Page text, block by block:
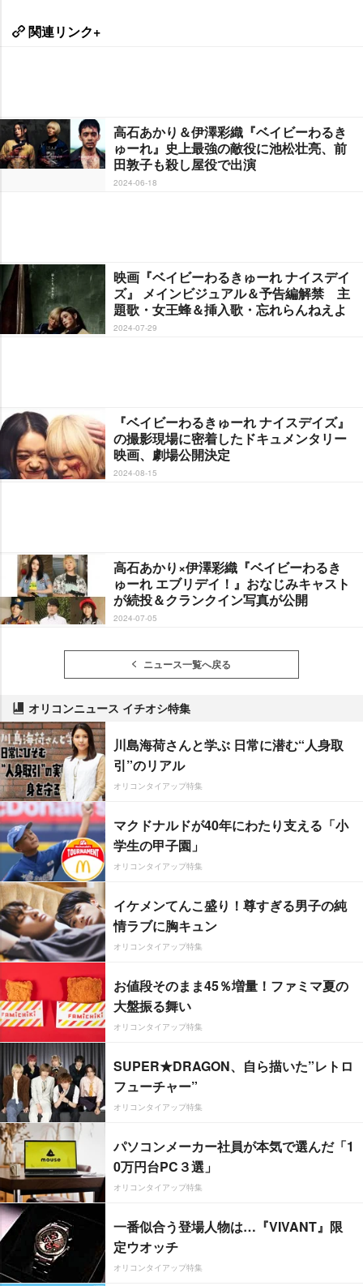
関連リンク+
高石あかり＆伊澤彩織『ベイビーわるき
ゅーれ』史上最強の敵役に池松壮亮、前
田敦子も殺し屋役で出演
2024-06-18
映画『ベイビーわるきゅーれ ナイスデイ
ズ』 メインビジュアル＆予告編解禁 主
題歌・女王蜂＆挿入歌・忘れらんねえよ
2024-07-29
『ベイビーわるきゅーれ ナイスデイズ』
の撮影現場に密着したドキュメンタリー
映画、劇場公開決定
2024-08-15
高石あかり×伊澤彩織『ベイビーわるき
ゅーれ エブリデイ！』おなじみキャスト
が続投＆クランクイン写真が公開
2024-07-05
ニュース一覧へ戻る
オリコンニュース イチオシ特集
川島海荷さんと学ぶ 日常に潜む“人身取
引”のリアル
オリコンタイアップ特集
マクドナルドが40年にわたり支える「小
学生の甲子園」
オリコンタイアップ特集
イケメンてんこ盛り！尊すぎる男子の純
情ラブに胸キュン
オリコンタイアップ特集
お値段そのまま45％増量！ファミマ夏の
大盤振る舞い
オリコンタイアップ特集
SUPER★DRAGON、自ら描いた”レトロ
フューチャー”
オリコンタイアップ特集
パソコンメーカー社員が本気で選んだ「1
0万円台PC３選」
オリコンタイアップ特集
一番似合う登場人物は…『VIVANT』限
定ウオッチ
オリコンタイアップ特集